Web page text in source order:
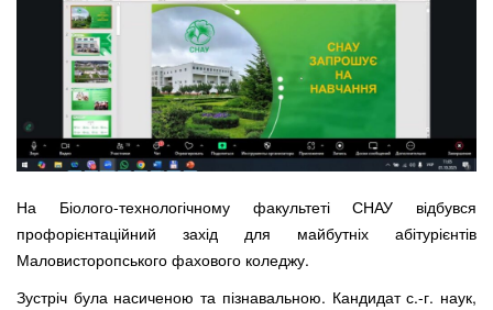
На Біолого-технологічному факультеті СНАУ відбувся
профорієнтаційний захід для майбутніх абітурієнтів
Маловисторопського фахового коледжу.
Зустріч була насиченою та пізнавальною. Кандидат с.-г. наук,